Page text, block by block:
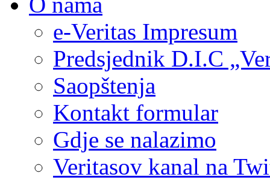
e-Veritas Impresum
Predsjednik D.I.C
Saopštenja
Kontakt formular
Gdje se nalazimo
Veritasov kanal na